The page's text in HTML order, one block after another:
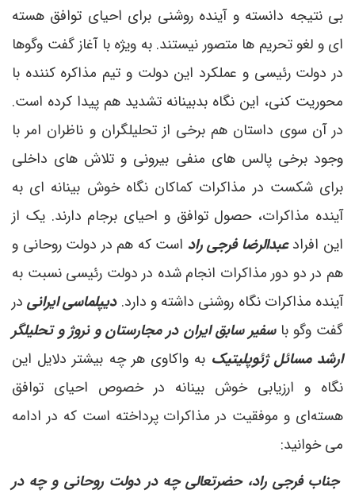
بی نتیجه دانسته و آینده روشنی برای احیای توافق هسته
ای و لغو تحریم ها متصور نیستند. به ویژه با آغاز گفت وگوها
در دولت رئیسی و عملکرد این دولت و تیم مذاکره کننده با
محوریت کنی، این نگاه بدبینانه تشدید هم پیدا کرده است.
در آن سوی داستان هم برخی از تحلیلگران و ناظران امر با
وجود برخی پالس های منفی بیرونی و تلاش های داخلی
برای شکست در مذاکرات کماکان نگاه خوش بینانه ای به
آینده مذاکرات، حصول توافق و احیای برجام دارند. یک از
این افرادعبدالرضا فرجی راد است که هم در دولت روحانی و
هم در دو دور مذاکرات انجام شده در دولت رئیسی نسبت به
آینده مذاکرات نگاه روشنی داشته و دارد.دیپلماسی ایرانیدر
گفت وگو باسفیر سابق ایران در مجارستان و نروژ و تحلیلگر
ارشد مسائل ژئوپلیتیک به واکاوی هر چه بیشتر دلایل این
نگاه و ارزیابی خوش بینانه در خصوص احیای توافق
هسته‌ای و موفقیت در مذاکرات پرداخته است که در ادامه
می خوانید:
جناب فرجی راد، حضرتعالی چه در دولت روحانی و چه در